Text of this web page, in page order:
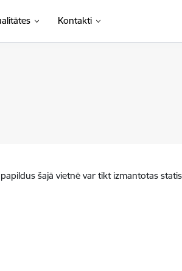
Kontakti
šajā vietnē var tikt izmantotas